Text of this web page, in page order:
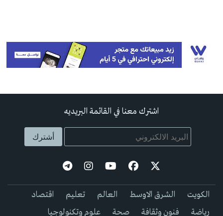
اشترك معنا في القائمة البريديه
الكويت الشرق الاوسط العالم تعليم
اقتصاد
رياضة
فنون وثقافة صحة علوم وتكنولوجيا